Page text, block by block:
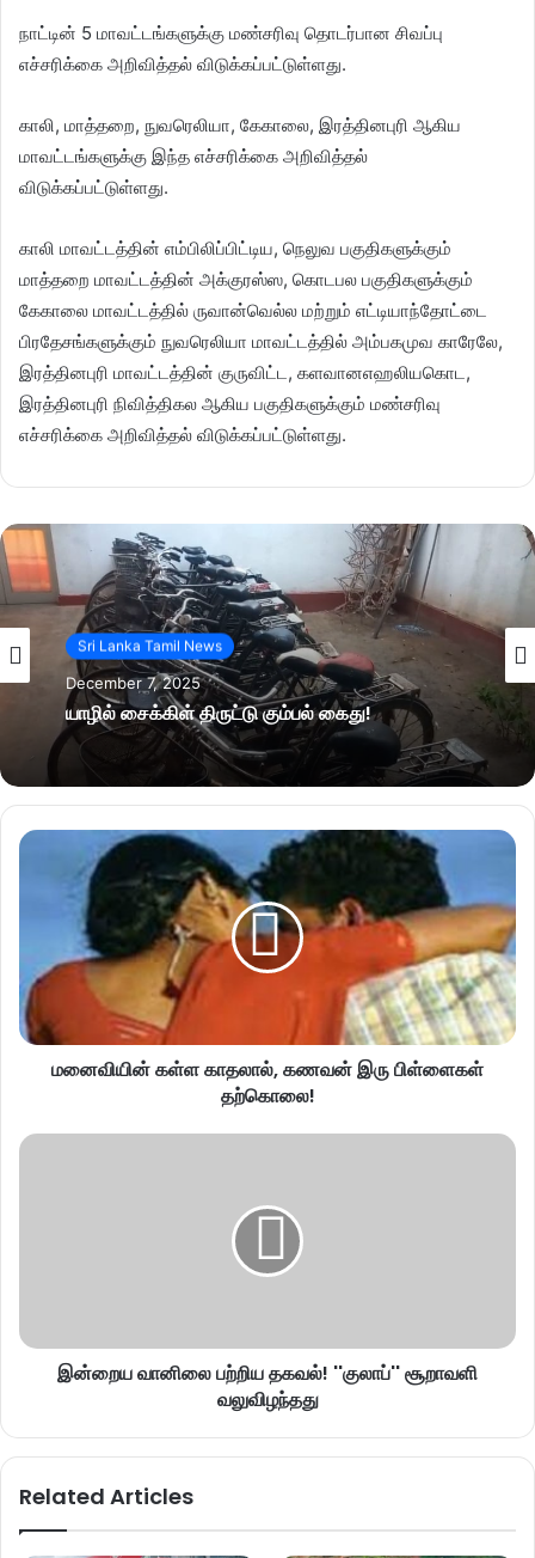
நாட்டின் 5 மாவட்டங்களுக்கு மண்சரிவு தொடர்பான சிவப்பு
எச்சரிக்கை அறிவித்தல் விடுக்கப்பட்டுள்ளது.
காலி, மாத்தறை, நுவரெலியா, கேகாலை, இரத்தினபுரி ஆகிய
மாவட்டங்களுக்கு இந்த எச்சரிக்கை அறிவித்தல்
விடுக்கப்பட்டுள்ளது.
காலி மாவட்டத்தின் எம்பிலிப்பிட்டிய, நெலுவ பகுதிகளுக்கும்
மாத்தறை மாவட்டத்தின் அக்குரஸ்ஸ, கொடபல பகுதிகளுக்கும்
கேகாலை மாவட்டத்தில் ருவான்வெல்ல மற்றும் எட்டியாந்தோட்டை
பிரதேசங்களுக்கும் நுவரெலியா மாவட்டத்தில் அம்பகமுவ காரேலே,
இரத்தினபுரி மாவட்டத்தின் குருவிட்ட, களவானஎஹலியகொட,
இரத்தினபுரி நிவித்திகல ஆகிய பகுதிகளுக்கும் மண்சரிவு
எச்சரிக்கை அறிவித்தல் விடுக்கப்பட்டுள்ளது.
Sri Lanka Tamil News
December 7, 2025
யாழில் சைக்கிள் திருட்டு கும்பல் கைது!
மனைவியின் கள்ள காதலால், கணவன் இரு பிள்ளைகள்
தற்கொலை!
இன்றைய வானிலை பற்றிய தகவல்! ''குலாப்'' சூறாவளி
வலுவிழந்தது
Related Articles